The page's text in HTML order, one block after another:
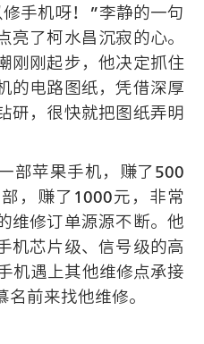
手机呀！”李静的一句
了柯水昌沉寂的心。
刚刚起步，他决定抓住
的电路图纸，凭借深厚
研，很快就把图纸弄明
部苹果手机，赚了500
，赚了1000元，非常
维修订单源源不断。他
机芯片级、信号级的高
机遇上其他维修点承接
前来找他维修。